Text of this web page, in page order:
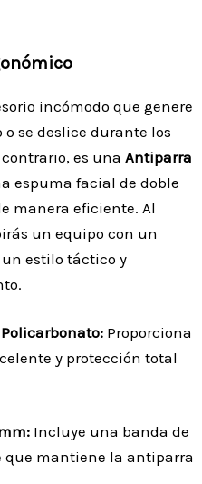
incómodo que genere
se deslice durante los
es una Antiparra
espuma facial de doble
manera eficiente. Al
un equipo con un
estilo táctico y
Proporciona
y protección total
Incluye una banda de
mantiene la antiparra